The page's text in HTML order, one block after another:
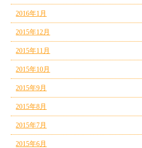
2016年1月
2015年12月
2015年11月
2015年10月
2015年9月
2015年8月
2015年7月
2015年6月